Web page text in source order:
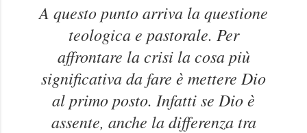
A questo punto arriva la questione
teologica e pastorale. Per
affrontare la crisi la cosa più
significativa da fare è mettere Dio
al primo posto. Infatti se Dio è
assente, anche la differenza tra